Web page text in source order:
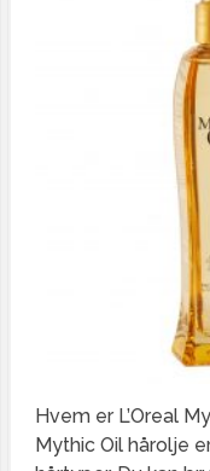
Hvem er L’Oreal
Mythic Oil hårolje